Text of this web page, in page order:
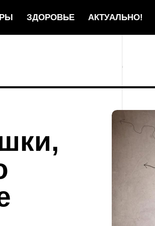
ЗДОРОВЬЕ АКТУАЛЬНО!